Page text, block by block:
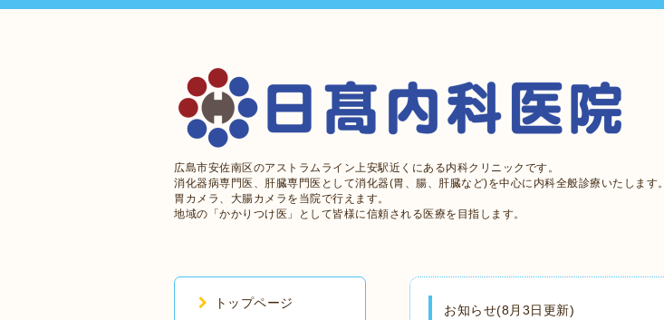
広島市安佐南区のアストラムライン上安駅近くにある内科クリニックです。
消化器病専門医、肝臓専門医として消化器(胃、腸、肝臓など)を中心に内科全般診療いたします。
胃カメラ、大腸カメラを当院で行えます。
地域の「かかりつけ医」として皆様に信頼される医療を目指します。
お知らせ(8月3日更新)
トップページ